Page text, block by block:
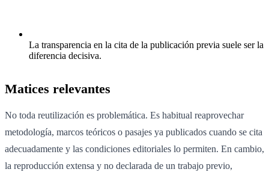
La transparencia en la cita de la publicación previa suele ser la
diferencia decisiva.
Matices relevantes
No toda reutilización es problemática. Es habitual reaprovechar
metodología, marcos teóricos o pasajes ya publicados cuando se cita
adecuadamente y las condiciones editoriales lo permiten. En cambio,
la reproducción extensa y no declarada de un trabajo previo,